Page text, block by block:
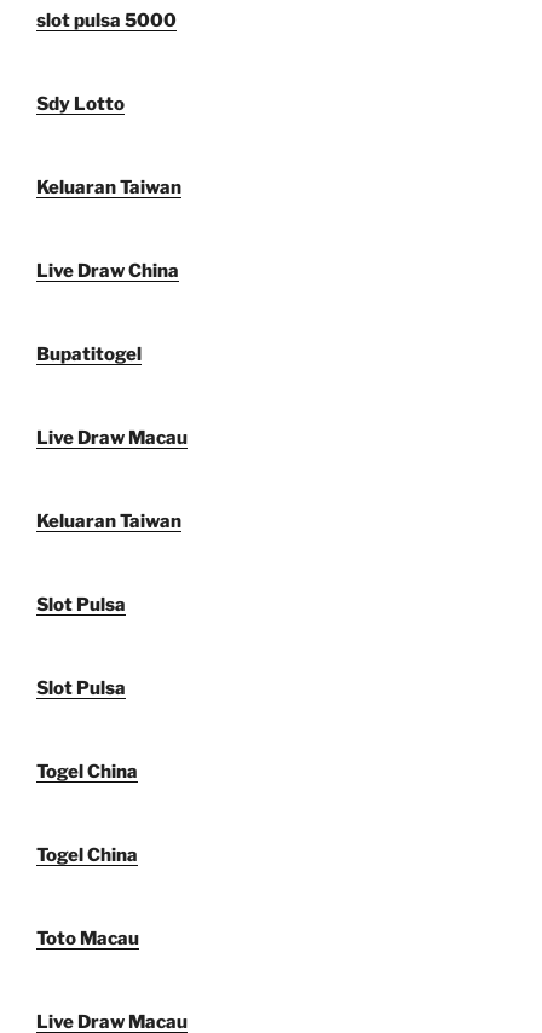
slot pulsa 5000
Sdy Lotto
Keluaran Taiwan
Live Draw China
Bupatitogel
Live Draw Macau
Keluaran Taiwan
Slot Pulsa
Slot Pulsa
Togel China
Togel China
Toto Macau
Live Draw Macau